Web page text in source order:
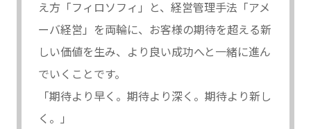
え方「フィロソフィ」と、経営管理手法「アメ
ーバ経営」を両輪に、お客様の期待を超える新
しい価値を生み、より良い成功へと一緒に進ん
でいくことです。
「期待より早く。期待より深く。期待より新し
く。」